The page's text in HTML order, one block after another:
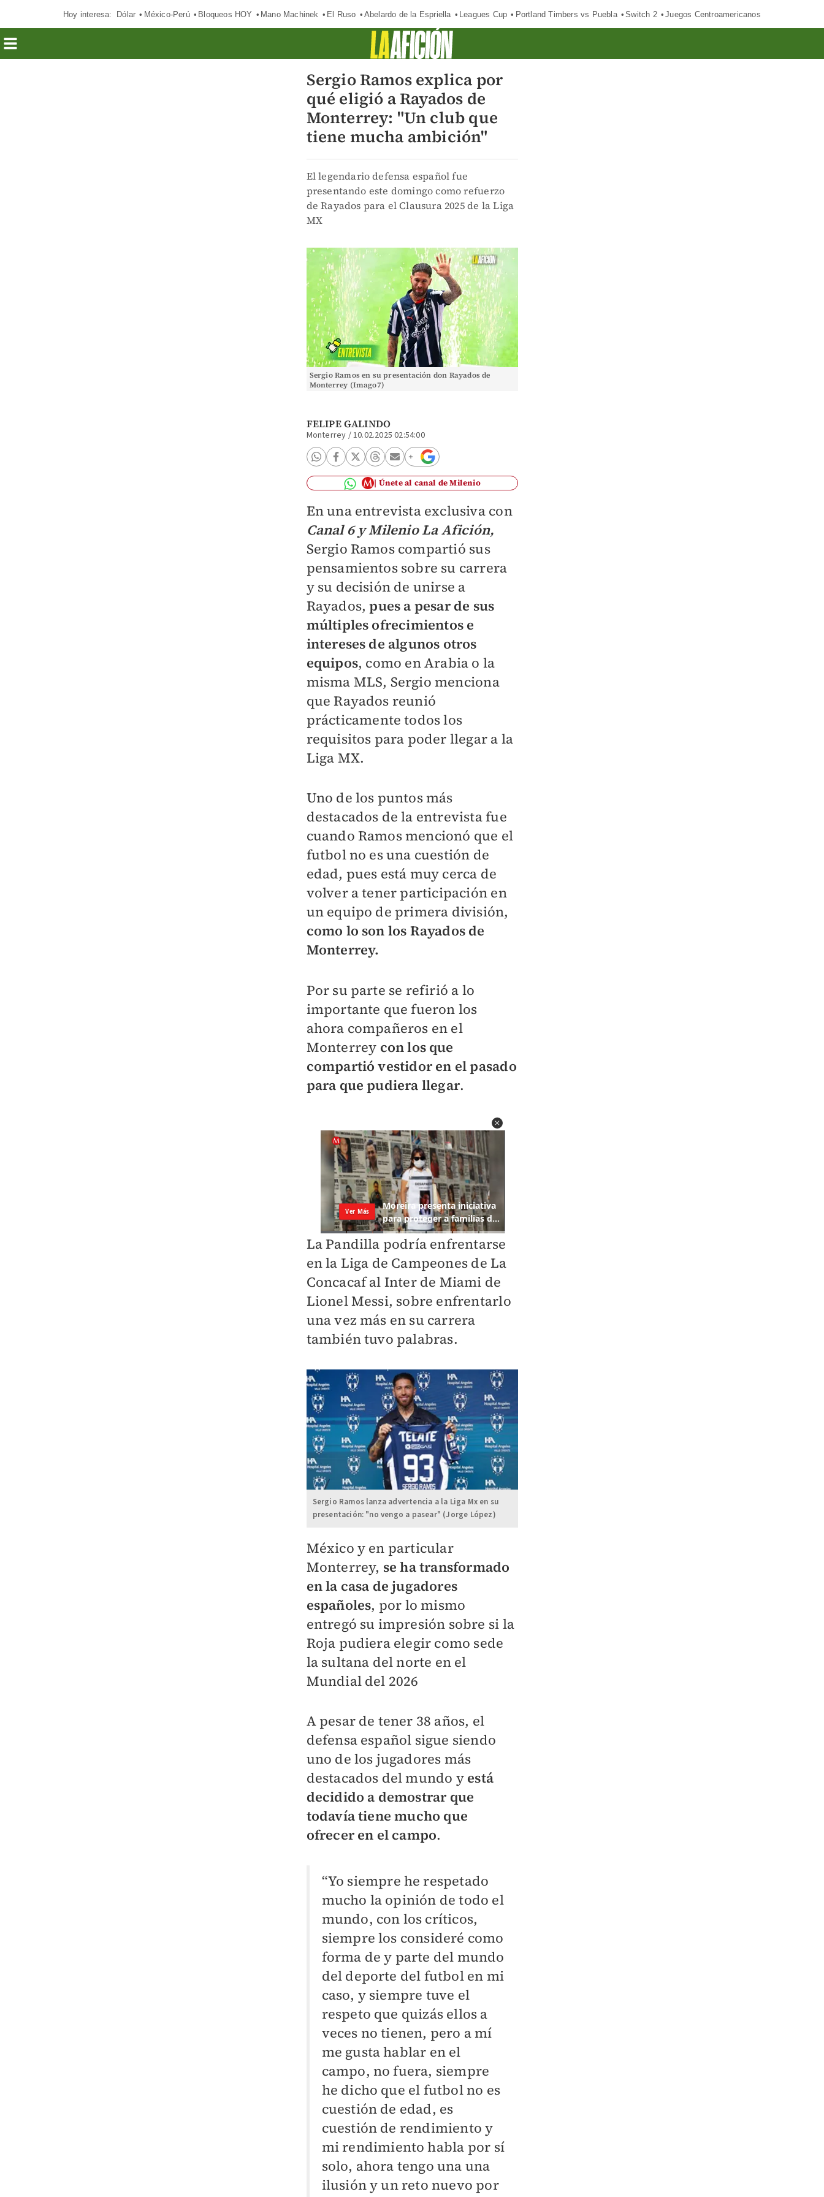
Hoy interesa: Dólar México-Perú Bloqueos HOY Mano Machinek El Ruso Abelardo de la Espriella Leagues Cup Portland Timbers vs Puebla Switch 2 Juegos Centroamericanos
Sergio Ramos explica por
qué eligió a Rayados de
Monterrey: "Un club que
tiene mucha ambición"
El legendario defensa español fue
presentando este domingo como refuerzo
de Rayados para el Clausura 2025 de la Liga
MX
Sergio Ramos en su presentación don Rayados de
Monterrey (Imago7)
FELIPE GALINDO
Monterrey /10.02.2025 02:54:00
Únete al canal de Milenio
En una entrevista exclusiva con
Canal 6 y Milenio La Afición,
Sergio Ramos compartió sus
pensamientos sobre su carrera
y su decisión de unirse a
Rayados,pues a pesar de sus
múltiples ofrecimientos e
intereses de algunos otros
equipos, como en Arabia o la
misma MLS, Sergio menciona
que Rayados reunió
prácticamente todos los
requisitos para poder llegar a la
Liga MX.
Uno de los puntos más
destacados de la entrevista fue
cuando Ramos mencionó que el
futbol no es una cuestión de
edad, pues está muy cerca de
volver a tener participación en
un equipo de primera división,
como lo son los Rayados de
Monterrey.
Por su parte se refirió a lo
importante que fueron los
ahora compañeros en el
Monterrey con los que
compartió vestidor en el pasado
para que pudiera llegar.
La Pandilla podría enfrentarse
en la Liga de Campeones de La
Concacaf al Inter de Miami de
Lionel Messi, sobre enfrentarlo
una vez más en su carrera
también tuvo palabras.
Sergio Ramos lanza advertencia a la Liga Mx en su
presentación: "no vengo a pasear" (Jorge López)
México y en particular
Monterrey, se ha transformado
en la casa de jugadores
españoles, por lo mismo
entregó su impresión sobre si la
Roja pudiera elegir como sede
la sultana del norte en el
Mundial del 2026
A pesar de tener 38 años, el
defensa español sigue siendo
uno de los jugadores más
destacados del mundo y está
decidido a demostrar que
todavía tiene mucho que
ofrecer en el campo.
“Yo siempre he respetado
mucho la opinión de todo el
mundo, con los críticos,
siempre los consideré como
forma de y parte del mundo
del deporte del futbol en mi
caso, y siempre tuve el
respeto que quizás ellos a
veces no tienen, pero a mí
me gusta hablar en el
campo, no fuera, siempre
he dicho que el futbol no es
cuestión de edad, es
cuestión de rendimiento y
mi rendimiento habla por sí
solo, ahora tengo una una
ilusión y un reto nuevo por